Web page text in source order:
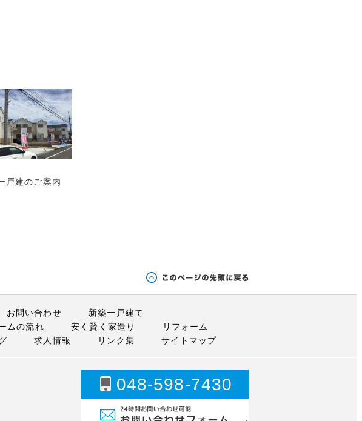
戸建のご案内
お問い合わせ
新築一戸建て
ムの流れ 安く賢く家造り
リフォーム
求人情報 リンク集 サイトマップ
048-598-7430